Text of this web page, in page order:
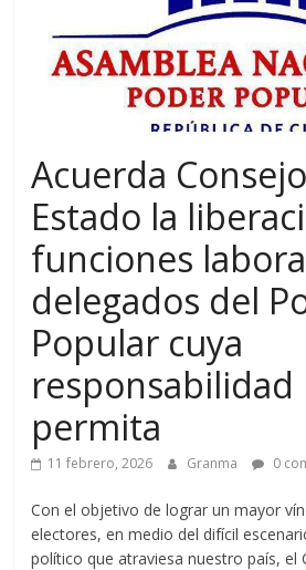
Acuerda
Estado la
funciones
delegados del
Popular cuya
responsabilidad
permita
11 febrero, 2026 Granma 0
Con el objetivo de lograr un mayor
electores, en medio del difícil
político que atraviesa nuestro país, el